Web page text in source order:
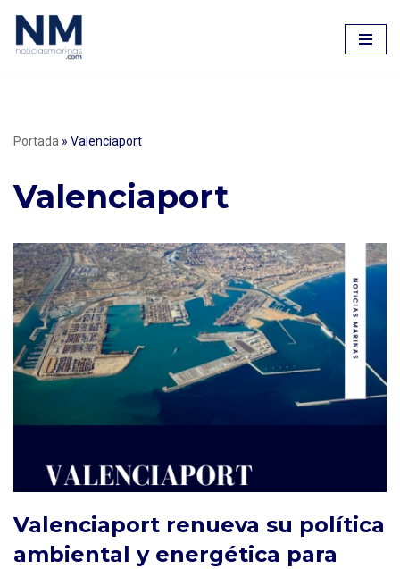
Saltar
Portada » Valenciaport
Valenciaport
Valenciaport renueva su política
ambiental y energética para